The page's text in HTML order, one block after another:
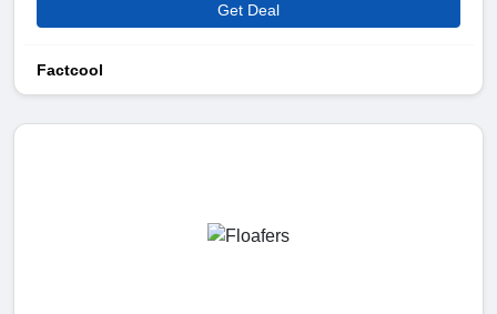
Get Deal
Factcool